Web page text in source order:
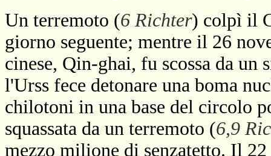
Un terremoto (6 Richter) colpì il
giorno seguente; mentre il 26
cinese, Qin-ghai, fu scossa da un
l'Urss fece detonare una boma
chilotoni in una base del circolo
squassata da un terremoto (6,9
mezzo milione di senzatetto. Il 22